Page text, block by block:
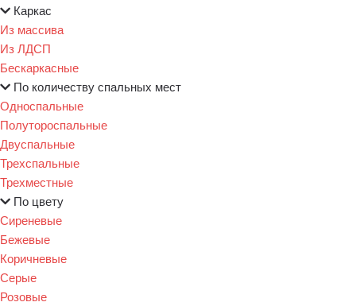
Каркас
Из массива
Из ЛДСП
Бескаркасные
По количеству спальных мест
Односпальные
Полутороспальные
Двуспальные
Трехспальные
Трехместные
По цвету
Сиреневые
Бежевые
Коричневые
Серые
Розовые